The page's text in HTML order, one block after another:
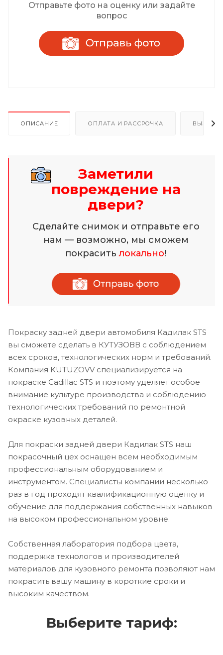
Отправьте фото на оценку или задайте
вопрос
ОПИСАНИЕ ОПЛАТА И РАССРОЧКА ВЫЗОВ
Заметили
повреждение на
двери?
Сделайте снимок и отправьте его
нам — возможно, мы сможем
покраситьлокально!
Покраску задней двери автомобиля Кадилак STS
вы сможете сделать в КУТУЗОВВ с соблюдением
всех сроков, технологических норм и требований.
Компания KUTUZOVV специализируется на
покраске Cadillac STS и поэтому уделяет особое
внимание культуре производства и соблюдению
технологических требований по ремонтной
окраске кузовных деталей.
Для покраски задней двери Кадилак STS наш
покрасочный цех оснащен всем необходимым
профессиональным оборудованием и
инструментом. Специалисты компании несколько
раз в год проходят квалификационную оценку и
обучение для поддержания собственных навыков
на высоком профессиональном уровне.
Собственная лаборатория подбора цвета,
поддержка технологов и производителей
материалов для кузовного ремонта позволяют нам
покрасить вашу машину в короткие сроки и
высоким качеством.
Выберите тариф: